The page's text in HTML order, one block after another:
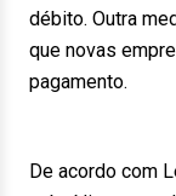
débito. Outra
que novas
pagamento.
De acordo com